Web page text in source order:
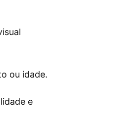
ou idade.
e